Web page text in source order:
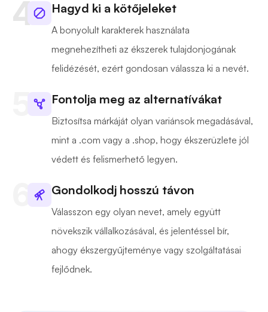
Hagyd ki a kötőjeleket
A bonyolult karakterek használata
megnehezítheti az ékszerek tulajdonjogának
felidézését, ezért gondosan válassza ki a nevét.
Fontolja meg az alternatívákat
Biztosítsa márkáját olyan variánsok megadásával,
mint a .com vagy a .shop, hogy ékszerüzlete jól
védett és felismerhető legyen.
Gondolkodj hosszú távon
Válasszon egy olyan nevet, amely együtt
növekszik vállalkozásával, és jelentéssel bír,
ahogy ékszergyűjteménye vagy szolgáltatásai
fejlődnek.